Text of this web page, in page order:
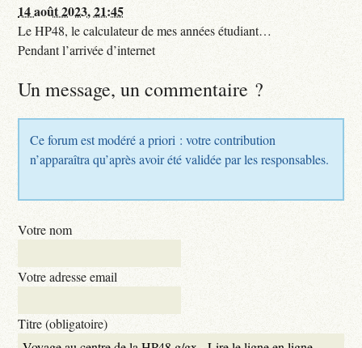
14 août 2023, 21:45
Le HP48, le calculateur de mes années étudiant…
Pendant l’arrivée d’internet
Un message, un commentaire ?
Ce forum est modéré a priori : votre contribution
n’apparaîtra qu’après avoir été validée par les responsables.
Votre nom
Votre adresse email
Titre (obligatoire)